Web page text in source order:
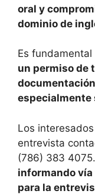
oral y
dominio de
Es
un permiso de
especialmente
Los
entrevista
(786) 383 4075.
informando
para la